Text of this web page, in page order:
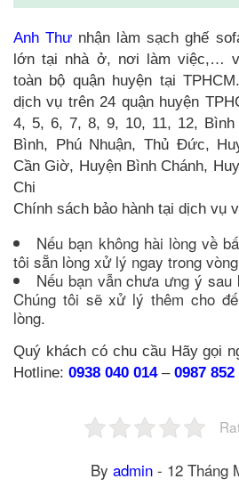
Anh Thư nhận làm sạch ghế
lớn tại nhà ở, nơi làm việc,…
toàn bộ quận huyện tại
dịch vụ trên 24 quận huyện
4, 5, 6, 7, 8, 9, 10, 11, 12, Bình
Bình, Phú Nhuận, Thủ Đức,
Cần Giờ, Huyện Bình Chánh,
Chi
Chính sách bảo hành tại dịch vụ
Nếu bạn không hài lòng về
tôi sẵn lòng xử lý ngay trong
Nếu bạn vẫn chưa ưng ý
Chúng tôi sẽ xử lý thêm cho
lòng.
Quý khách có chu cầu Hãy gọi
Hotline: 0938 040 014– 0987 852
By admin - 12 Tháng